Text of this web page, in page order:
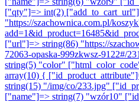
["qty"]=> int(2)
"https://szachownica.com.pl/
["url"]=> string(86) "https://
72063-opaska-999zkwsz-9122#/
string(5) "color"
array(10) {
string(15) "/img/co/233.jpg"
["name"]=> string(7) "wzór10"